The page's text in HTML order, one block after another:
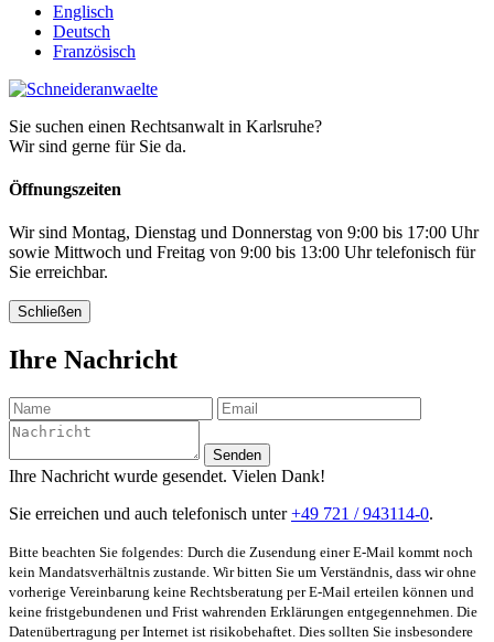
Englisch
Deutsch
Französisch
Sie suchen einen Rechtsanwalt in Karlsruhe?
Wir sind gerne für Sie da.
Öffnungszeiten
Wir sind Montag, Dienstag und Donnerstag von 9:00 bis 17:00 Uhr
sowie Mittwoch und Freitag von 9:00 bis 13:00 Uhr telefonisch für
Sie erreichbar.
Schließen
Ihre Nachricht
Senden
Ihre Nachricht wurde gesendet. Vielen Dank!
Sie erreichen und auch telefonisch unter+49 721 / 943114-0.
Bitte beachten Sie folgendes: Durch die Zusendung einer E-Mail kommt noch
kein Mandatsverhältnis zustande. Wir bitten Sie um Verständnis, dass wir ohne
vorherige Vereinbarung keine Rechtsberatung per E-Mail erteilen können und
keine fristgebundenen und Frist wahrenden Erklärungen entgegennehmen. Die
Datenübertragung per Internet ist risikobehaftet. Dies sollten Sie insbesondere